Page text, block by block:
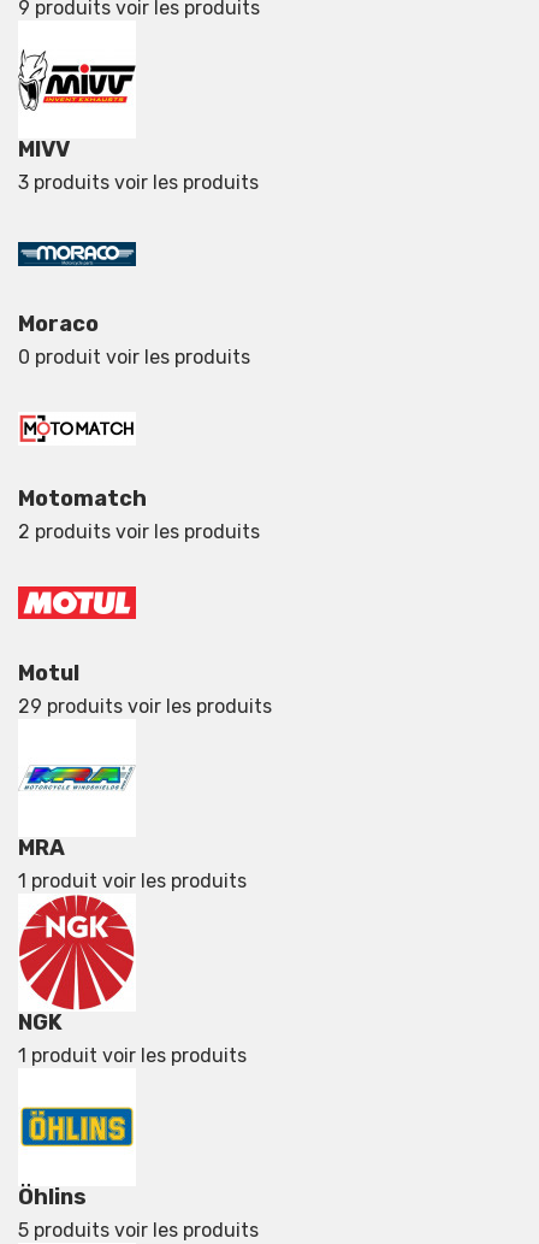
9 produits voir les produits
MIVV
3 produits voir les produits
Moraco
0 produit voir les produits
Motomatch
2 produits voir les produits
Motul
29 produits voir les produits
MRA
1 produit voir les produits
NGK
1 produit voir les produits
Öhlins
5 produits voir les produits